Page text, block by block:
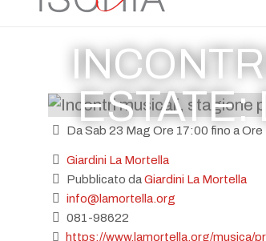
ESTATE:
Da Sab 23 Mag Ore 17:00 fino a Ore
Giardini La Mortella
Pubblicato daGiardini La Mortella
info@lamortella.org
081-98622
https://www.lamortella.org/musica/